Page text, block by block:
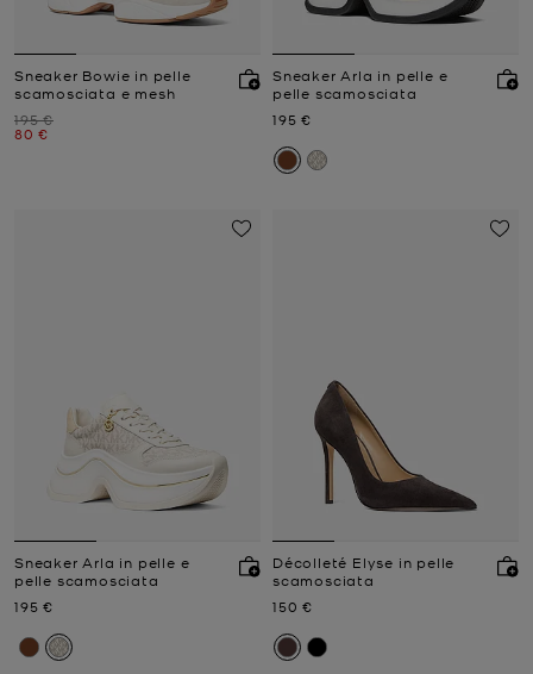
Sneaker Bowie in pelle
scamosciata e mesh
Prezzo iniziale
195 €
Prezzo attuale
80 €
Sneaker Arla in pelle e
pelle scamosciata
Prezzo attuale
195 €
Sneaker Arla in pelle e
pelle scamosciata
Prezzo attuale
195 €
Décolleté Elyse in pelle
scamosciata
Prezzo attuale
150 €